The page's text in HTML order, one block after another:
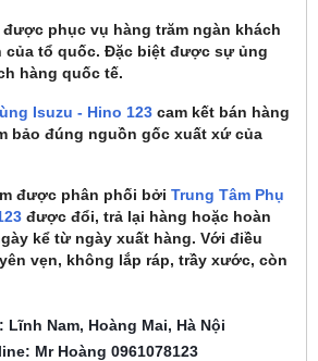
phục vụ hàng trăm ngàn khách
của tổ quốc. Đặc biệt được sự ủng
hàng quốc tế.
Isuzu - Hino 123 cam kết bán hàng
bảo đúng nguồn gốc xuất xứ của
được phân phối bởi Trung Tâm Phụ
được đổi, trả lại hàng hoặc hoàn
kể từ ngày xuất hàng. Với điều
vẹn, không lắp ráp, trầy xước, còn
Lĩnh Nam, Hoàng Mai, Hà Nội
Mr Hoàng 0961078123